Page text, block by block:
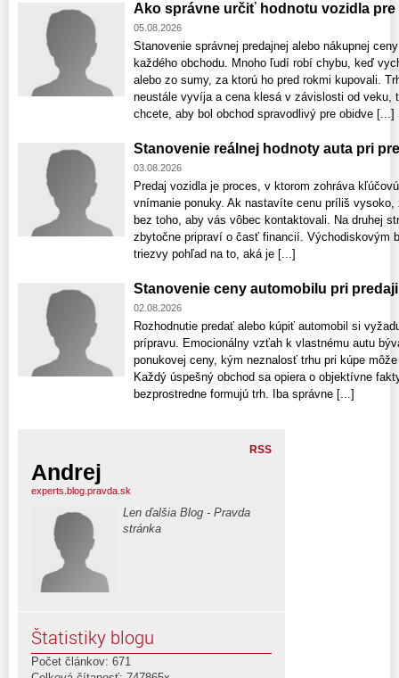
Ako správne určiť hodnotu vozidla pre
05.08.2026
Stanovenie správnej predajnej alebo nákupnej
každého obchodu. Mnoho ľudí robí chybu, keď
alebo zo sumy, za ktorú ho pred rokmi kupovali.
neustále vyvíja a cena klesá v závislosti od veku,
chcete, aby bol obchod spravodlivý pre obidve [...]
Stanovenie reálnej hodnoty auta pri
03.08.2026
Predaj vozidla je proces, v ktorom zohráva
vnímanie ponuky. Ak nastavíte cenu príliš
bez toho, aby vás vôbec kontaktovali. Na druhej
zbytočne pripraví o časť financií. Východiskovým
triezvy pohľad na to, aká je [...]
Stanovenie ceny automobilu pri
02.08.2026
Rozhodnutie predať alebo kúpiť automobil si
prípravu. Emocionálny vzťah k vlastnému autu
ponukovej ceny, kým neznalosť trhu pri kúpe
Každý úspešný obchod sa opiera o objektívne
bezprostredne formujú trh. Iba správne [...]
RSS
Andrej
experts.blog.pravda.sk
Len ďalšia Blog - Pravda
stránka
Štatistiky blogu
Počet článkov: 671